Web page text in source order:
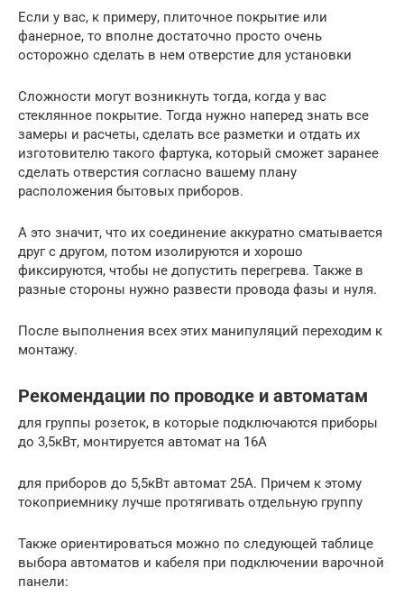
Если у вас, к примеру, плиточное покрытие или
фанерное, то вполне достаточно просто очень
осторожно сделать в нем отверстие для установки
Сложности могут возникнуть тогда, когда у вас
стеклянное покрытие. Тогда нужно наперед знать все
замеры и расчеты, сделать все разметки и отдать их
изготовителю такого фартука, который сможет заранее
сделать отверстия согласно вашему плану
расположения бытовых приборов.
А это значит, что их соединение аккуратно сматывается
друг с другом, потом изолируются и хорошо
фиксируются, чтобы не допустить перегрева. Также в
разные стороны нужно развести провода фазы и нуля.
После выполнения всех этих манипуляций переходим к
монтажу.
Рекомендации по проводке и автоматам
для группы розеток, в которые подключаются приборы
до 3,5кВт, монтируется автомат на 16А
для приборов до 5,5кВт автомат 25А. Причем к этому
токоприемнику лучше протягивать отдельную группу
Также ориентироваться можно по следующей таблице
выбора автоматов и кабеля при подключении варочной
панели: